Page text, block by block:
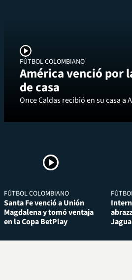
FÚTBOL COLOMBIANO
América venció por
de casa
Once Caldas recibió en su casa a
FÚTBOL COLOMBIANO
Santa Fe venció a Unión
Magdalena y tomó ventaja
en la Copa BetPlay